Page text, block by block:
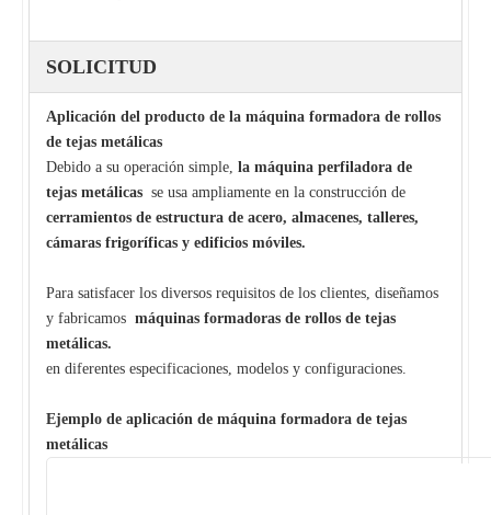
SOLICITUD
Aplicación del producto de la máquina formadora de rollos
de tejas metálicas
Debido a su operación simple, la máquina perfiladora de
tejas metálicas se usa ampliamente en la construcción de
cerramientos de estructura de acero, almacenes, talleres,
cámaras frigoríficas y edificios móviles.
Para satisfacer los diversos requisitos de los clientes, diseñamos
y fabricamos máquinas formadoras de rollos de tejas
metálicas.
en diferentes especificaciones, modelos y configuraciones.
Ejemplo de aplicación de máquina formadora de tejas
metálicas